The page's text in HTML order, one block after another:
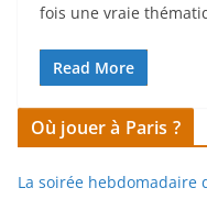
fois une vraie
Read More
Où jouer à Paris ?
La soirée hebdomadaire